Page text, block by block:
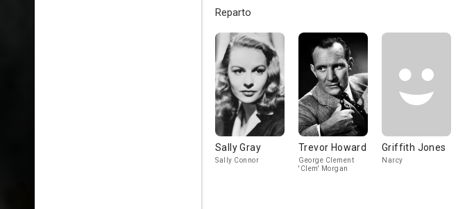
Reparto
Sally Gray
Sally Connor
Trevor Howard
George Clement
'Clem' Morgan
Griffith Jones
Narcy